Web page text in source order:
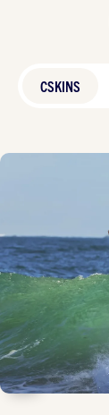
CSKINS